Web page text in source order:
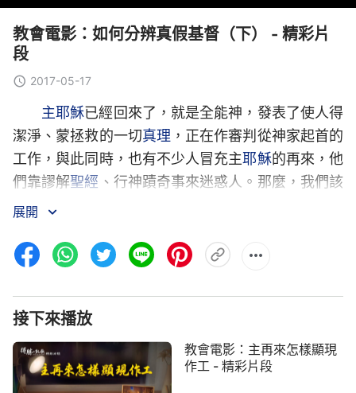
教會電影：如何分辨真假基督（下） - 精彩片
段
2017-05-17
主耶穌已經回來了，就是全能神，發表了使人得
潔淨、蒙拯救的一切真理 ，正在作審判從神家起首的
工作，與此同時，也有不少人冒充主耶穌的再來，他
們靠謬解聖經 、行神蹟奇事來迷惑人。那麼，我們該
怎樣看透假
白分辨真假基督方面的真理，迎接主耶穌的重歸。
展開
接下來播放
教會電影：主再來怎樣顯現
作工 - 精彩片段